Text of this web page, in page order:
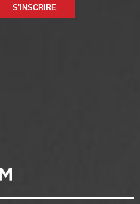
S'INSCRIRE